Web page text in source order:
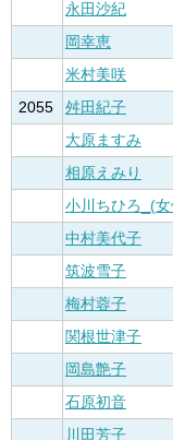
永田沙紀
岡幸恵
米村美咲
2055
舛田紀子
大原ますみ
相原えみり
小川ちひろ_(女
中村美代子
筑波雪子
梅村蓉子
関根世津子
岡島艶子
石原初音
川田芳子